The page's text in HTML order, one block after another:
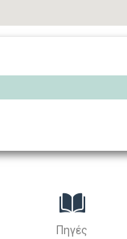
Πηγές